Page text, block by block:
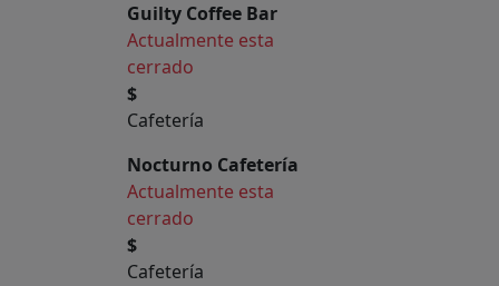
Guilty Coffee Bar
Actualmente esta
cerrado
$
Cafetería
Nocturno Cafetería
Actualmente esta
cerrado
$
Cafetería